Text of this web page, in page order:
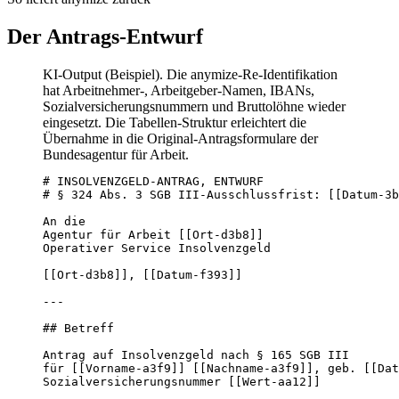
Der Antrags-Entwurf
KI-Output (Beispiel). Die anymize-Re-Identifikation
hat Arbeitnehmer-, Arbeitgeber-Namen, IBANs,
Sozialversicherungsnummern und Bruttolöhne wieder
eingesetzt. Die Tabellen-Struktur erleichtert die
Übernahme in die Original-Antragsformulare der
Bundesagentur für Arbeit.
# INSOLVENZGELD-ANTRAG, ENTWURF
# § 324 Abs. 3 SGB III-Ausschlussfrist: [[Datum-
An die
Agentur für Arbeit [[Ort-d3b8]]
Operativer Service Insolvenzgeld
[[Ort-d3b8]], [[Datum-f393]]
---
## Betreff
Antrag auf Insolvenzgeld nach § 165 SGB III
für [[Vorname-a3f9]] [[Nachname-a3f9]], geb.
Sozialversicherungsnummer [[Wert-aa12]]